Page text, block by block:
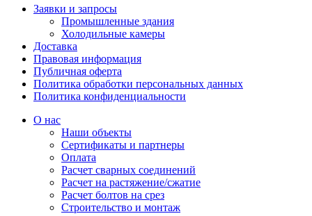
Заявки и запросы
Промышленные здания
Холодильные камеры
Доставка
Правовая информация
Публичная оферта
Политика обработки персональных данных
Политика конфиденциальности
О нас
Наши объекты
Сертификаты и партнеры
Оплата
Расчет сварных соединений
Расчет на растяжение/сжатие
Расчет болтов на срез
Строительство и монтаж